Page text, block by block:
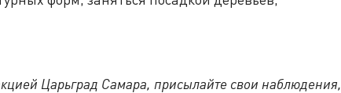
Царьград Самара, присылайте свои наблюдения,